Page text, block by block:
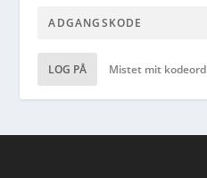
LOG PÅ Mistet mit kodeord